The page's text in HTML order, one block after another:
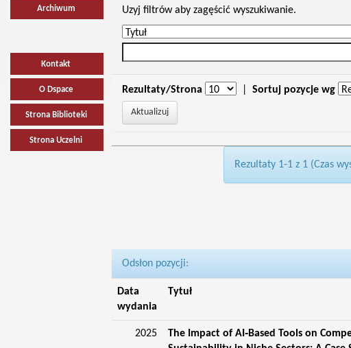
Archiwum
Kontakt
O Dspace
Strona Biblioteki
Strona Uczelni
Uzyj filtrów aby zagęścić wyszukiwanie.
Rezultaty/Strona Sortuj pozycje wg
Rezultaty 1-1 z 1 (Czas
Odsłon pozycji:
Data
wydania
Tytuł
2025
The Impact of AI‑Based Tools on